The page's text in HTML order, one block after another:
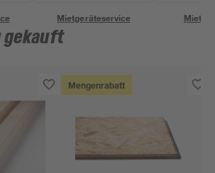
Mietgeräteservice
gekauft
Mengenrabatt